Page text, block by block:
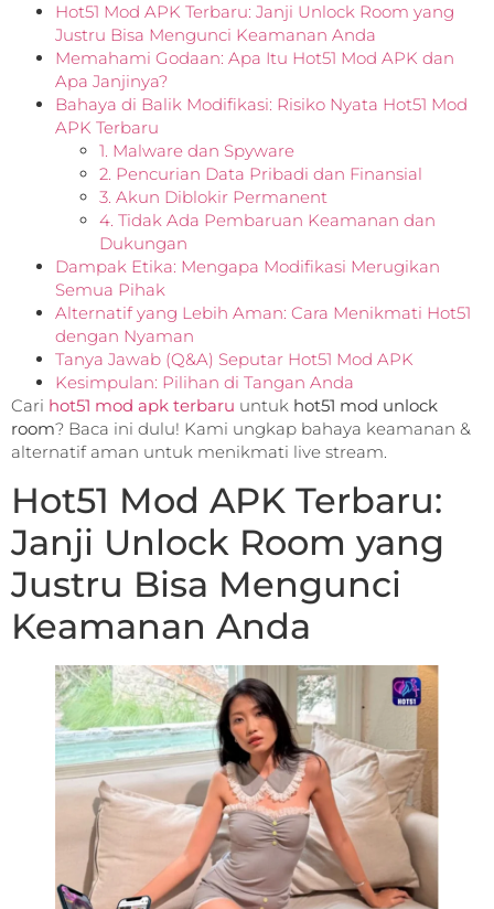
Hot51 Mod APK Terbaru: Janji Unlock Room yang
Justru Bisa Mengunci Keamanan Anda
Memahami Godaan: Apa Itu Hot51 Mod APK dan
Apa Janjinya?
Bahaya di Balik Modifikasi: Risiko Nyata Hot51 Mod
APK Terbaru
1. Malware dan Spyware
2. Pencurian Data Pribadi dan Finansial
3. Akun Diblokir Permanent
4. Tidak Ada Pembaruan Keamanan dan
Dukungan
Dampak Etika: Mengapa Modifikasi Merugikan
Semua Pihak
Alternatif yang Lebih Aman: Cara Menikmati Hot51
dengan Nyaman
Tanya Jawab (Q&A) Seputar Hot51 Mod APK
Kesimpulan: Pilihan di Tangan Anda
Cari hot51 mod apk terbaru untuk hot51 mod unlock
room? Baca ini dulu! Kami ungkap bahaya keamanan &
alternatif aman untuk menikmati live stream.
Hot51 Mod APK Terbaru:
Janji Unlock Room yang
Justru Bisa Mengunci
Keamanan Anda